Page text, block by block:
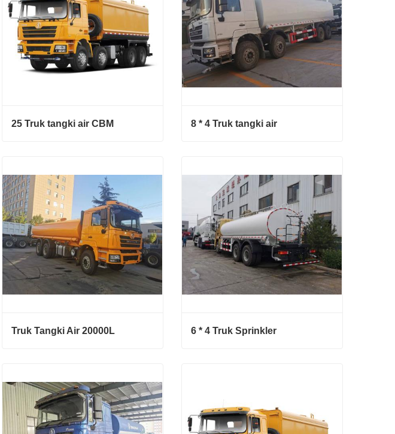
25 Truk tangki air CBM 8 * 4 Truk tangki air
Truk Tangki Air 20000L 6 * 4 Truk Sprinkler